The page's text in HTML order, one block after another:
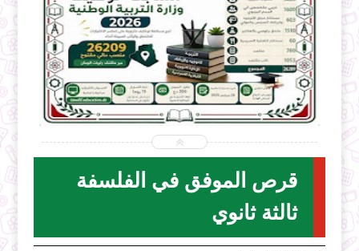
2026-07-28
ecoledz.net
قرص الموفق في الفلسفة
ثالثة ثانوي